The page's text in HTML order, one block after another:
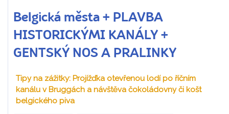
Belgická města + PLAVBA
HISTORICKÝMI KANÁLY +
GENTSKÝ NOS A PRALINKY
Tipy na zážitky: Projížďka otevřenou lodí po říčním
kanálu v Bruggách a návštěva čokoládovny či košt
belgického piva